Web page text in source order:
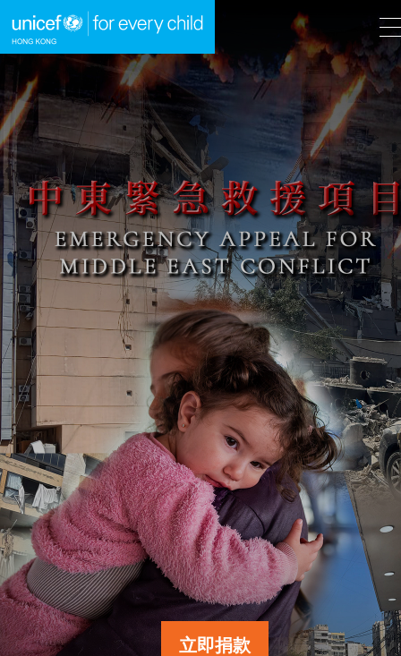
跳到內容（按回車鍵）
A A A 繁
主頁
我們的工作
立即行動
工作成果
關於我們
訊息中心
立即捐款